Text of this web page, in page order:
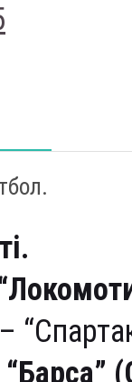
–
“Барса”